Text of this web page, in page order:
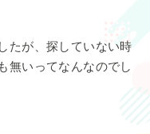
たが、探していない時
無いってなんなのでし